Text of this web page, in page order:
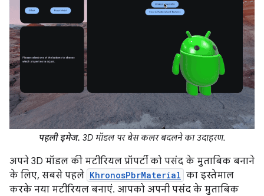
पहली इमेज. 3D मॉडल पर बेस कलर बदलने का उदाहरण.
अपने 3D मॉडल की मटीरियल प्रॉपर्टी को पसंद के मुताबिक बनाने
के लिए, सबसे पहले KhronosPbrMaterial का इस्तेमाल
करके नया मटीरियल बनाएं. आपको अपनी पसंद के मुताबिक